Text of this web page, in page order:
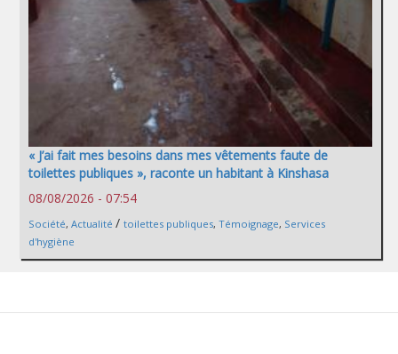
« J’ai fait mes besoins dans mes vêtements faute de
toilettes publiques », raconte un habitant à Kinshasa
08/08/2026 - 07:54
Société, Actualité / toilettes publiques, Témoignage, Services
d'hygiène